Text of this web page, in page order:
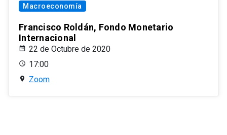
Macroeconomía
Francisco Roldán, Fondo Monetario
Internacional
22 de Octubre de 2020
17:00
Zoom